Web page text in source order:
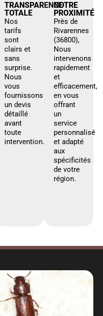
TRANSPARENCE
TOTALE
Nos
tarifs
sont
clairs et
sans
surprise.
Nous
vous
fournissons
un devis
détaillé
avant
toute
intervention.
NOTRE
PROXIMITÉ
Près de
Rivarennes
(36800),
Nous
intervenons
rapidement
et
efficacement,
en vous
offrant
un
service
personnalisé
et adapté
aux
spécificités
de votre
région.